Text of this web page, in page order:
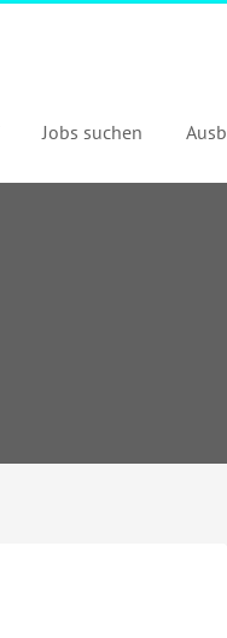
Jobs suchen